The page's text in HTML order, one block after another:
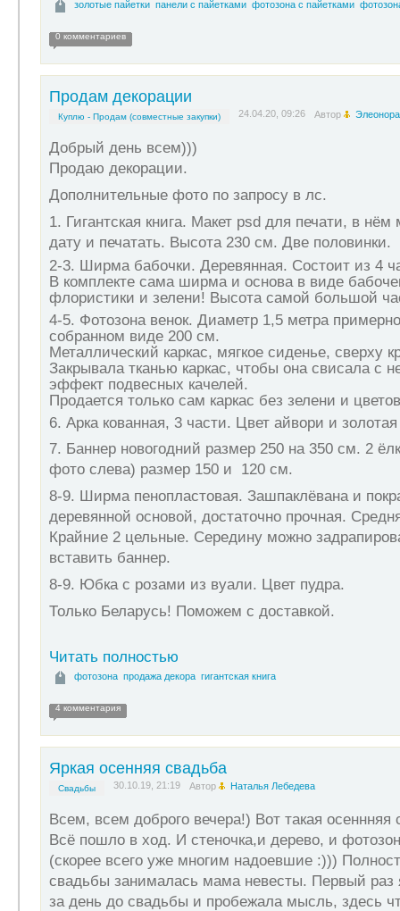
золотые пайетки панели с пайетками фотозона с пайетками
0 комментариев
Продам декорации
Куплю - Продам (совместные закупки) 24.04.20, 09:26 Автор Элеонора
Добрый день всем)))
Продаю декорации.
Дополнительные фото по запросу в лс.
1. Гигантская книга. Макет psd для печати, в
дату и печатать. Высота 230 см. Две половинки.
2-3. Ширма бабочки. Деревянная. Состоит из 4
В комплекте сама ширма и основа в виде
флористики и зелени! Высота самой большой
4-5. Фотозона венок. Диаметр 1,5 метра
собранном виде 200 см.
Металлический каркас, мягкое сиденье, сверху
Закрывала тканью каркас, чтобы она свисала с
эффект подвесных качелей.
Продается только сам каркас без зелени и
6. Арка кованная, 3 части. Цвет айвори и
7. Баннер новогодний размер 250 на 350 см. 2
фото слева) размер 150 и 120 см.
8-9. Ширма пенопластовая. Зашпаклёвана и
деревянной основой, достаточно прочная.
Крайние 2 цельные. Середину можно
вставить баннер.
8-9. Юбка с розами из вуали. Цвет пудра.
Только Беларусь! Поможем с доставкой.
Читать полностью
фотозона продажа декора гигантская книга
4 комментария
Яркая осенняя свадьба
Свадьбы 30.10.19, 21:19 Автор Наталья Лебедева
Всем, всем доброго вечера!) Вот такая осеннняя
Всё пошло в ход. И стеночка,и дерево, и
(скорее всего уже многим надоевшие :)))
свадьбы занималась мама невесты. Первый раз
за день до свадьбы и пробежала мысль, здесь